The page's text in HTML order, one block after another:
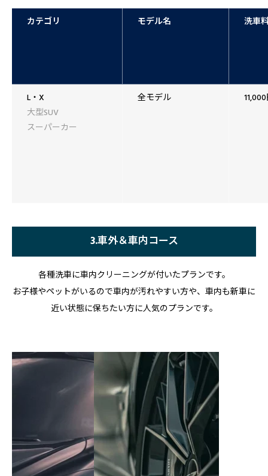
カテゴリ モデル名 洗車
L・X
大型SUV
スーパーカー
全モデル
3.車外＆車内コース
各種洗車に車内クリーニングが付いたプランです。
お子様やペットがいるので車内が汚れやすい方や、車内も新車に
近い状態に保ちたい方に人気のプランです。